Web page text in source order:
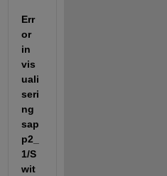
Err
or
in
vis
uali
seri
ng
sap
p2_
1/S
wit